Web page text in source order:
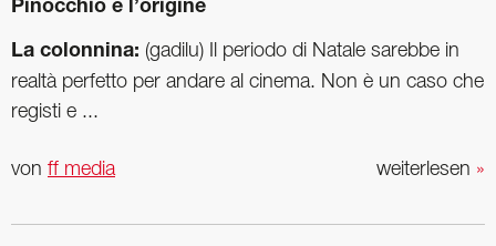
Pinocchio e l’origine
La colonnina: (gadilu) Il periodo di Natale sarebbe in
realtà perfetto per andare al cinema. Non è un caso che
registi e ...
weiterlesen »
von ff media